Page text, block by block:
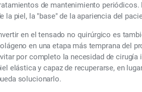
de mantenimiento periódicos.
la piel, la "base" de la apariencia del
en el tensado no quirúrgico es
en una etapa más temprana del
por completo la necesidad de
elástica y capaz de recuperarse, en
solucionarlo.